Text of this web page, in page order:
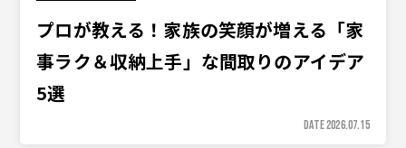
プロが教える！家族の笑顔が増える「家
事ラク＆収納上手」な間取りのアイデア
5選
DATE 2026.07.15